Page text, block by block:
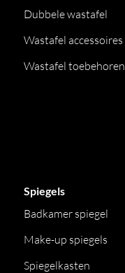
Dubbele wastafel
Wastafel accessoires
Wastafel toebehoren
Spiegels
Badkamer spiegel
Make-up spiegels
Spiegelkasten